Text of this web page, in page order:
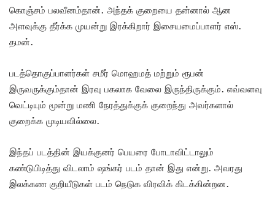
கொஞ்சம் பலவீனம்தான். அந்தக் குறையை தன்னால் ஆன
அளவுக்கு தீர்க்க முயன்று இரக்கிறார் இசையமைப்பாளர் எஸ்.
தமன்.
படத்தொகுப்பாளர்கள் சமீர் மொஹமத் மற்றும் ரூபன்
இருவருக்கும்தான் இரவு பகலாக வேலை இருந்திருக்கும். எவ்வளவு
வெட்டியும் மூன்று மணி நேரத்துக்குக் குறைந்து அவர்களால்
குறைக்க முடியவில்லை.
இந்தப் படத்தின் இயக்குனர் பெயரை போடாவிட்டாலும்
கண்டுபிடித்து விடலாம் ஷங்கர் படம் தான் இது என்று. அவரது
இலக்கண குறியீடுகள் படம் நெடுக விரவிக் கிடக்கின்றன.